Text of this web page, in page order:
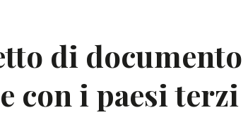
di
con i paesi terzi